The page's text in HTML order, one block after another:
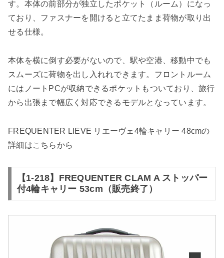
す。本体の前部分が独立したポケット（ルーム）になっ
ており、ファスナーを開けると立てたまま荷物が取り出
せる仕様。
本体を横に倒す必要がないので、駅や空港、移動中でも
スムーズに荷物を出し入れれできます。フロントルーム
にはノートPCが収納できるポケットもついており、旅行
から出張まで幅広く対応できるモデルとなっています。
FREQUENTER LIEVE リエーヴェ4輪キャリー 48cmの
詳細はこちらから
【1-218】FREQUENTER CLAM A ストッパー
付4輪キャリー 53cm（販売終了）